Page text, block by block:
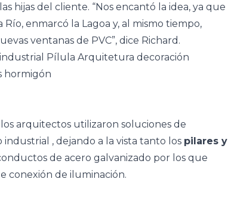
hijas del cliente. “Nos encantó la idea, ya que
enmarcó la Lagoa y, al mismo tiempo,
ventanas de PVC”, dice Richard.
arquitectos utilizaron soluciones de
industrial , dejando a la vista tanto los pilares y
de acero galvanizado por los que
conexión de iluminación.